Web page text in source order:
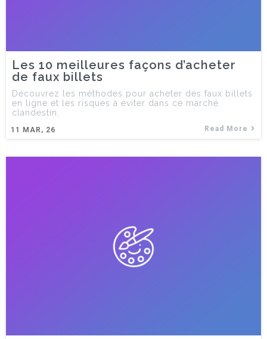
Les 10 meilleures façons d’acheter
de faux billets
11 MAR, 26
Découvrez les méthodes pour acheter des faux billets
en ligne et les risques à éviter dans ce marché
clandestin.
Read More